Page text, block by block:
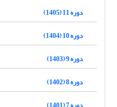
دوره 11 (1405)
دوره 10 (1404)
دوره 9 (1403)
دوره 8 (1402)